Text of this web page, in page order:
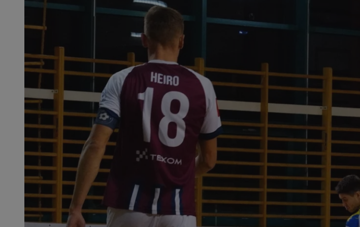
SessID
rudaslaska.com.pl
MvSessID
msToken
__cf_bm
.x.com
30 minut
__cf_bm
.twitter.com
29 minut 59
sekund
VISITOR_PRIVACY_METADATA
YouTube
.youtube.com
5 miesięcy 4
tygodnie
CookieScriptConsent
4 tygodnie 2 dni
Polityce prywatności Google